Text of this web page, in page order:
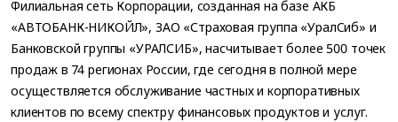
Филиальная сеть Корпорации, созданная на базе АКБ
«АВТОБАНК-НИКОЙЛ», ЗАО «Страховая группа «УралCиб» и
Банковской группы «УРАЛСИБ», насчитывает более 500 точек
продаж в 74 регионах России, где сегодня в полной мере
осуществляется обслуживание частных и корпоративных
клиентов по всему спектру финансовых продуктов и услуг.